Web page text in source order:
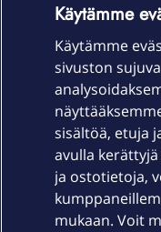
Laitteet & liittymät
Palvelut
Käytämme
Käytämme
sivuston
sisältöä, etuja
avulla
ja ostotietoja,
mukaan. Voit